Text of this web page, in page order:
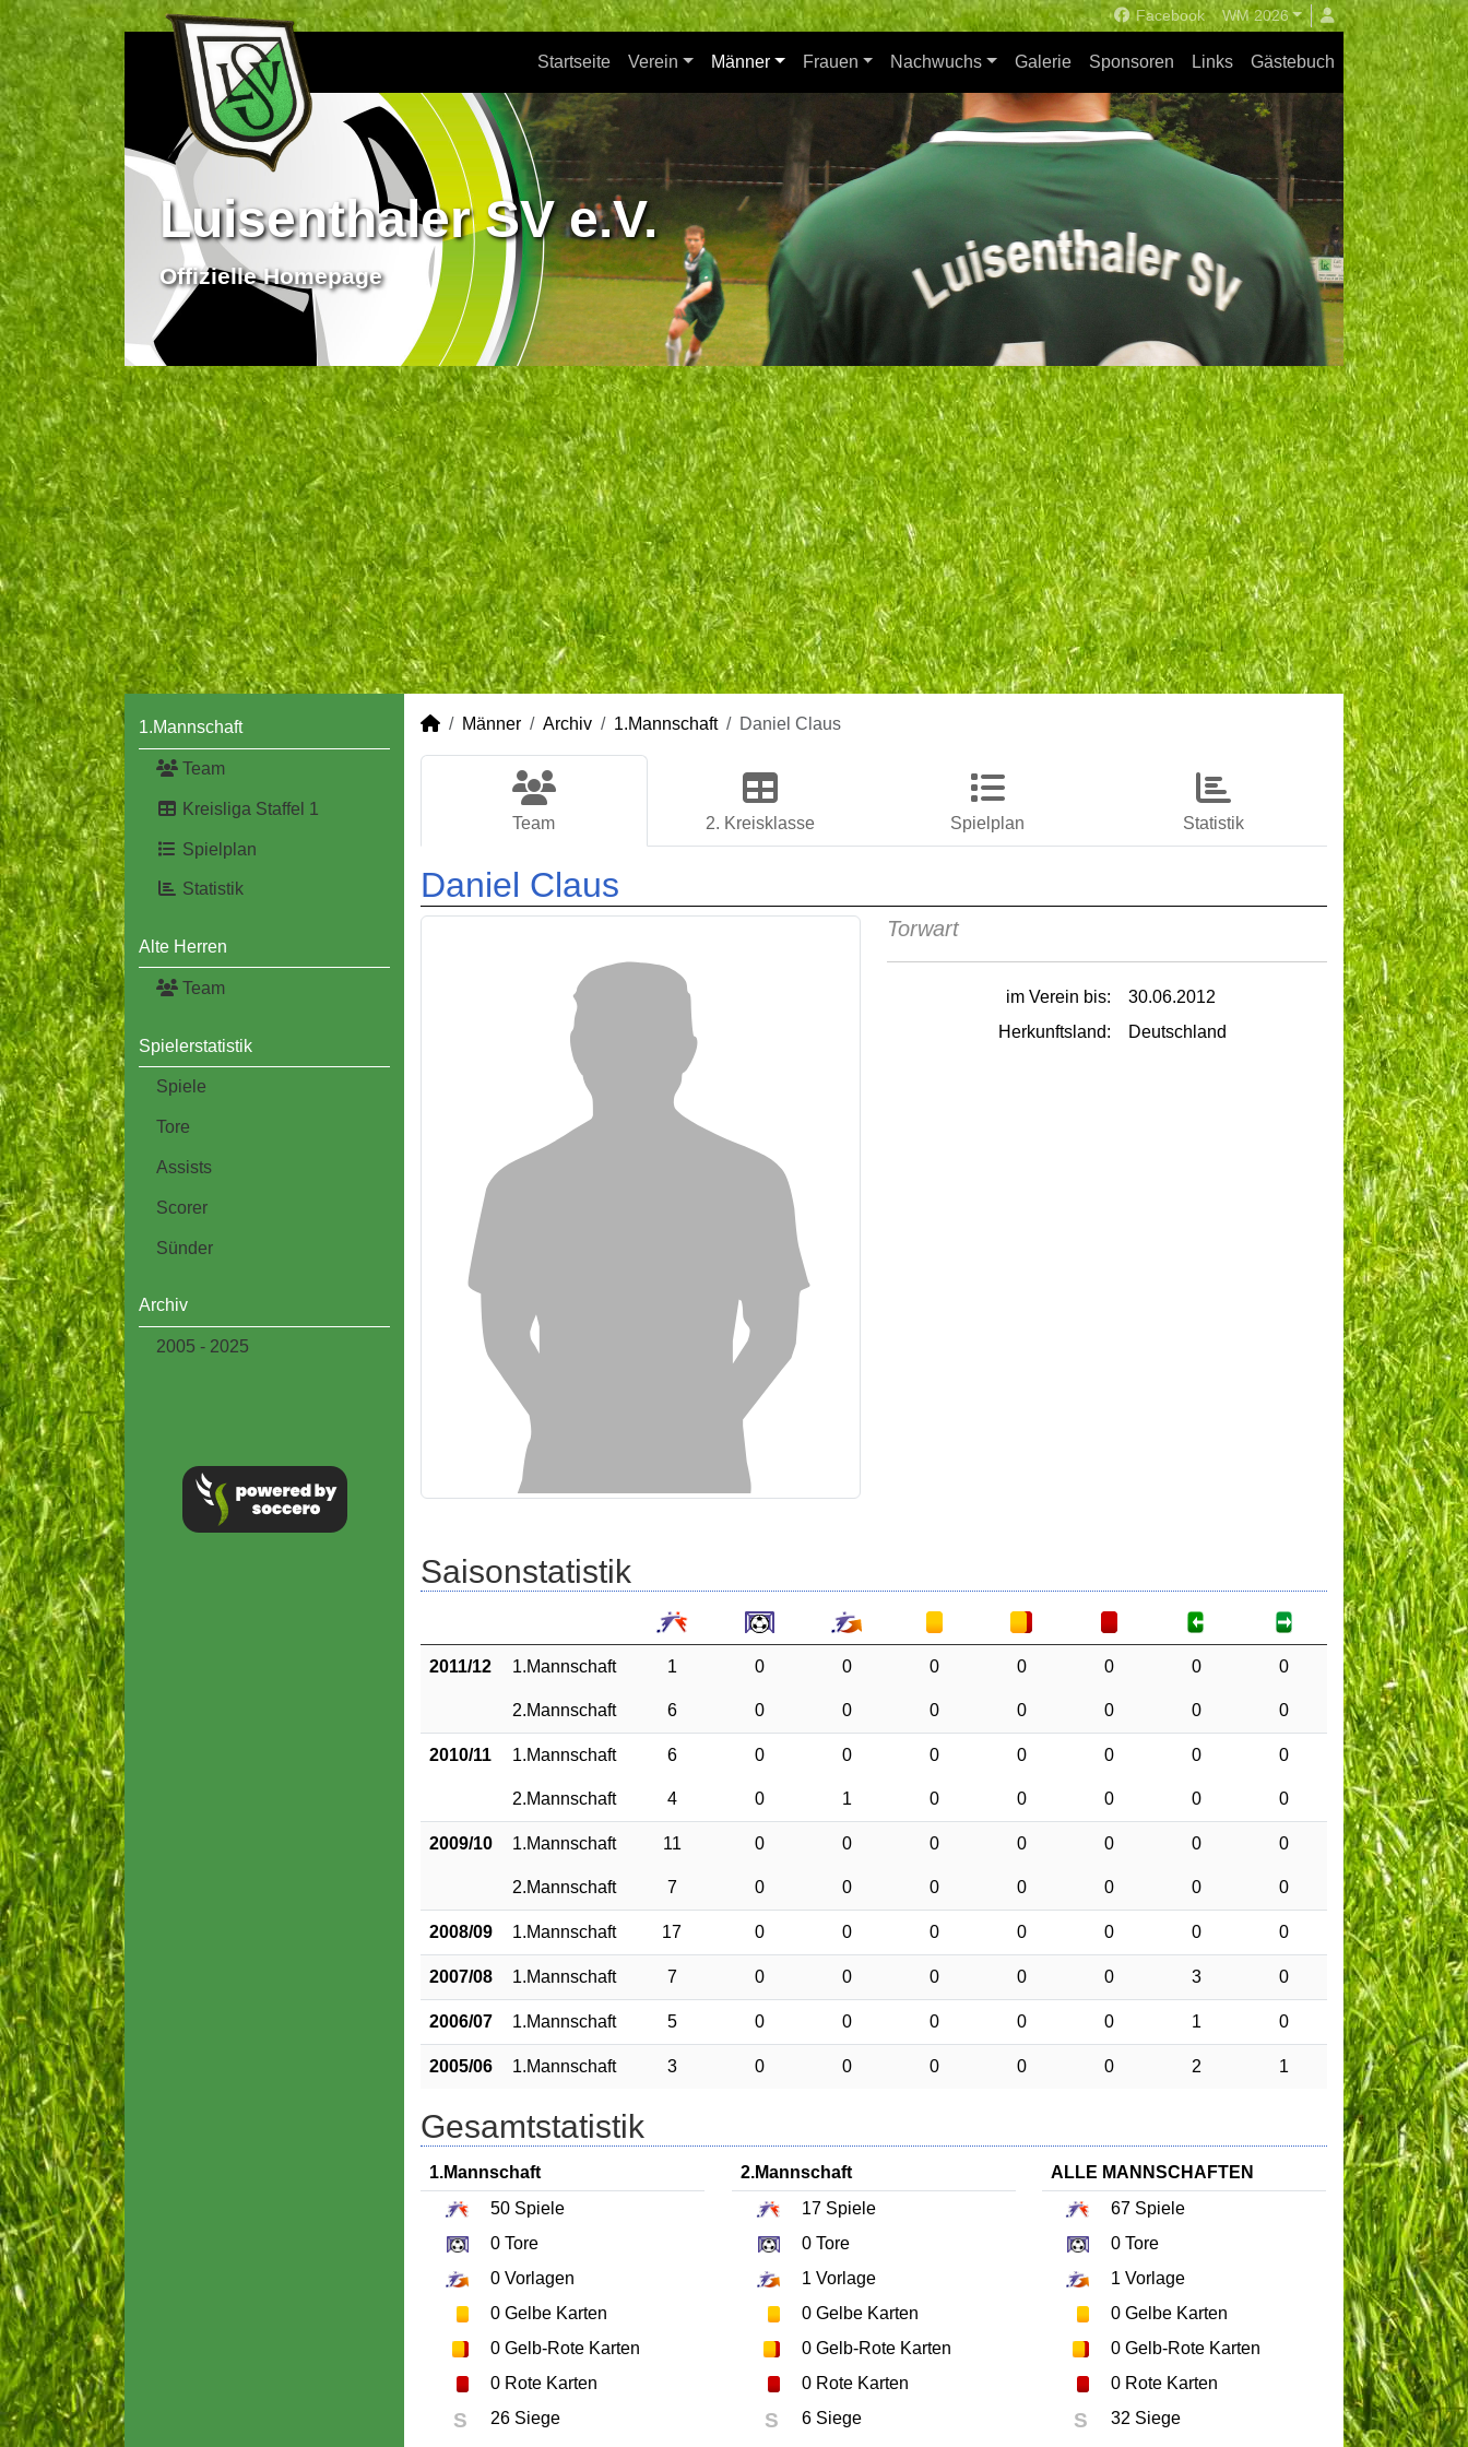
Facebook WM 2026
Startseite Verein Männer Frauen Nachwuchs Galerie Sponsoren Links Gästebuch
Luisenthaler SV e.V.
Offizielle Homepage
1.Mannschaft
Team
Kreisliga Staffel 1
Spielplan
Statistik
Alte Herren
Team
Spielerstatistik
Spiele
Tore
Assists
Scorer
Sünder
Archiv
2005 - 2025
Männer Archiv 1.Mannschaft Daniel Claus
Team 2. Kreisklasse Spielplan Statistik
Daniel Claus
Torwart
im Verein bis:
30.06.2012
Herkunftsland:
Deutschland
Saisonstatistik
2011/12 1.Mannschaft 1 0 0 0 0 0 0 0
2.Mannschaft 6 0 0 0 0 0 0 0
2010/11 1.Mannschaft 6 0 0 0 0 0 0 0
2.Mannschaft 4 0 1 0 0 0 0 0
2009/10 1.Mannschaft 11 0 0 0 0 0 0 0
2.Mannschaft 7 0 0 0 0 0 0 0
2008/09 1.Mannschaft 17 0 0 0 0 0 0 0
2007/08 1.Mannschaft 7 0 0 0 0 0 3 0
2006/07 1.Mannschaft 5 0 0 0 0 0 1 0
2005/06 1.Mannschaft 3 0 0 0 0 0 2 1
Gesamtstatistik
1.Mannschaft
50 Spiele
0 Tore
0 Vorlagen
0 Gelbe Karten
0 Gelb-Rote Karten
0 Rote Karten
S 26 Siege
2.Mannschaft
17Spiele
0Tore
1 Vorlage
0Gelbe Karten
0Gelb-Rote Karten
0Rote Karten
S 6 Siege
ALLE MANNSCHAFTEN
67 Spiele
0 Tore
1 Vorlage
0 Gelbe Karten
0 Gelb-Rote Karten
0 Rote Karten
S 32 Siege